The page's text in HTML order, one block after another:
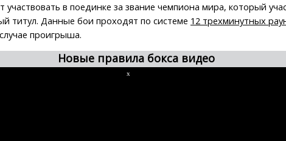
участвовать в поединке за звание чемпиона мира, который
титул. Данные бои проходят по системе 12 трехминутных
проигрыша.
Новые правила бокса видео
x